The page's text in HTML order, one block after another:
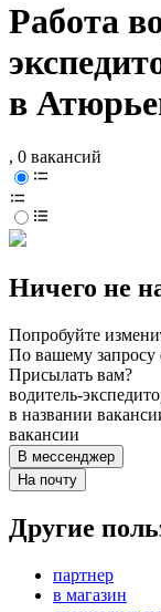
Работа
в
, 0 вакансий
Ничего не
Попробуйте
По вашему запросу
Присылать вам?
водитель-
в названии
вакансии
В мессенджер
На почту
Другие
партнер
в магазин